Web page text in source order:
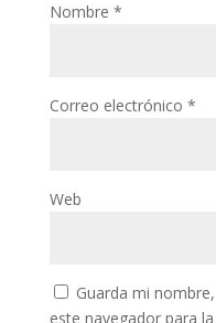
Nombre *
Correo electrónico *
Web
Guarda mi
este navegador para